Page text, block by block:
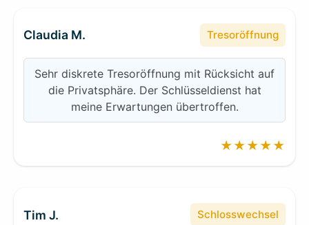
Claudia M. Tresoröffnung
Sehr diskrete Tresoröffnung mit Rücksicht auf
die Privatsphäre. Der Schlüsseldienst hat
meine Erwartungen übertroffen.
★★★★★
Tim J. Schlosswechsel